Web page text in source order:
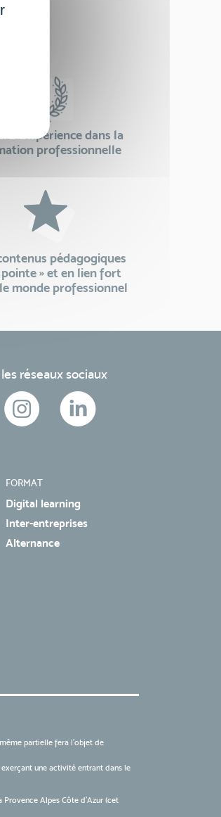
d'expérience dans la
professionnelle
pédagogiques
pointe » et en lien fort
monde professionnel
réseaux sociaux
FORMAT
Digital learning
Inter-entreprises
Alternance
partielle fera l'objet de
une activité entrant dans le
Alpes Côte d’Azur (cet